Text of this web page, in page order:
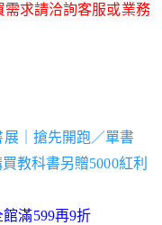
求請洽詢客服或業務
展｜搶先開跑／單書
教科書另贈5000紅利
館滿599再9折